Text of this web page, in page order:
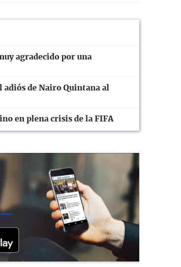
agradecido por una
adiós de Nairo Quintana al
en plena crisis de la FIFA